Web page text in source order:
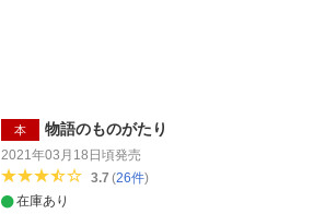
本 物語のものがたり
2021年03月18日頃発売
3.7 (26件)
在庫あり